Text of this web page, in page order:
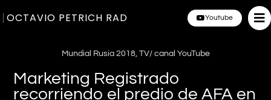
OCTAVIO PETRICH RAD Youtube
Mundial Rusia 2018, TV/ canal YouTube
Marketing Registrado
recorriendo el predio de AFA en